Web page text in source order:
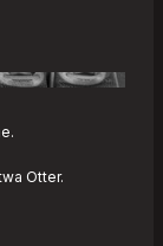
Otter.